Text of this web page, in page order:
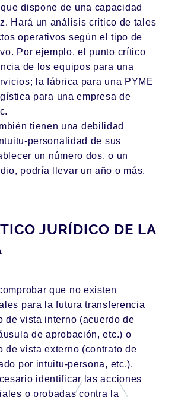
dispone de una capacidad
Hará un análisis crítico de tales
operativos según el tipo de
Por ejemplo, el punto crítico
de los equipos para una
la fábrica para una PYME
para una empresa de
tienen una debilidad
personalidad de sus
un número dos, o un
podría llevar un año o más.
JURÍDICO DE LA
que no existen
para la futura transferencia
de vista interno (acuerdo de
de aprobación, etc.) o
de vista externo (contrato de
por intuitu-persona, etc.).
identificar las acciones
o probadas contra la